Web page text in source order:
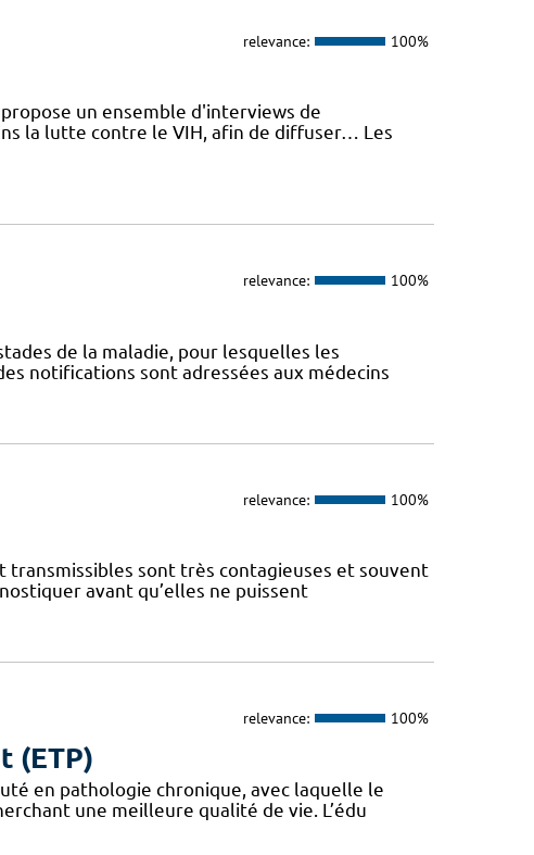
relevance: 100%
propose un ensemble d'interviews de
la lutte contre le VIH, afin de diffuser… Les
relevance: 100%
de la maladie, pour lesquelles les
notifications sont adressées aux médecins
relevance: 100%
sont très contagieuses et souvent
avant qu’elles ne puissent
relevance: 100%
(ETP)
en pathologie chronique, avec laquelle le
une meilleure qualité de vie. L’édu